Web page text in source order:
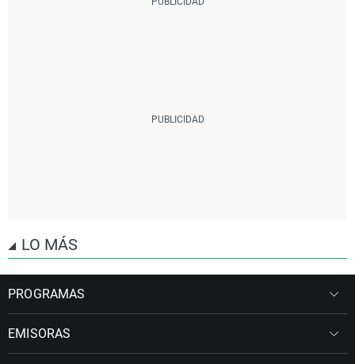
LO MÁS
PROGRAMAS
EMISORAS